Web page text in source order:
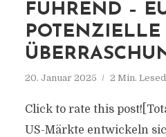
FÜHREND –
POTENZIELLE
20. Januar 2025 2 Min.
Click to rate this
US-Märkte entwickeln